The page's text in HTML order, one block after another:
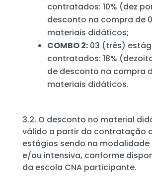
contratados: 10% (dez
desconto na compra de
materiais didáticos;
COMBO 2:03 (três)
contratados: 18%
de desconto na compra
materiais didáticos.
3.2. O desconto no material
válido a partir da contratação
estágios sendo na modalidade
e/ou intensiva, conforme
da escola CNA participante.